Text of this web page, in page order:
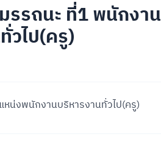
รรถนะ ที่1 พนักงาน
วไป(ครู)
น่งพนักงานบริหารงานทั่วไป(ครู)